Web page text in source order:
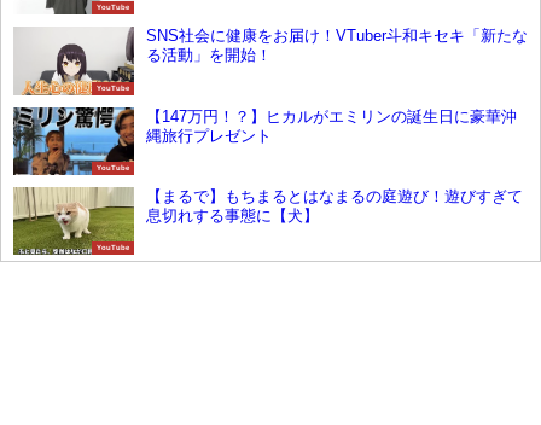
YouTube
YouTube
SNS社会に健康をお届け！VTuber斗和キセキ「新たな
る活動」を開始！
YouTube
【147万円！？】ヒカルがエミリンの誕生日に豪華沖
縄旅行プレゼント
YouTube
【まるで】もちまるとはなまるの庭遊び！遊びすぎて
息切れする事態に【犬】